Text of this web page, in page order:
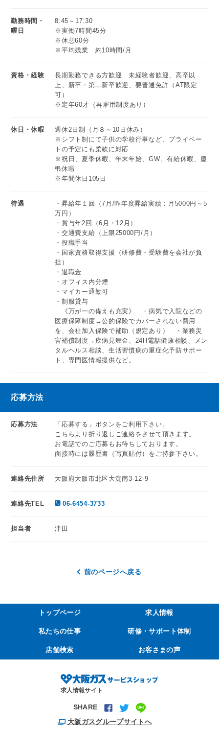
勤務時間・
曜日
8:45～17:30
※実働7時間45分
※休憩60分
※平均残業 約10時間/月
資格・経験
長期勤務できる方歓迎 未経験者歓迎、高卒以
上、新卒・第二新卒歓迎、要普通免許（AT限定
可）
※定年60才（再雇用制度あり）
休日・休暇
週休2日制（月８～10日休み）
※シフト制にて子供の学校行事など、プライベー
トの予定にも柔軟に対応
※祝日、夏季休暇、年末年始、GW、有給休暇、慶
弔休暇
※年間休日105日
待遇
・昇給年１回（7月/昨年度昇給実績：月5000円～5
万円）
・賞与年2回（6月・12月）
・交通費支給（上限25000円/月）
・役職手当
・国家資格取得支援（研修費・受験費を会社が負
担）
・退職金
・オフィス内分煙
・マイカー通勤可
・制服貸与
《万が一の備えも充実》 ・病気で入院などの
医療保障制度→公的保険でカバーされない費用
を、会社加入保険で補助（規定あり） ・業務災
害補償制度→疾病見舞金、24H電話健康相談、メン
タルヘルス相談、生活習慣病の重症化予防サポー
ト、専門医情報提供など。
応募方法
応募方法
「応募する」ボタンをご利用下さい。
こちらより折り返しご連絡をさせて頂きます。
お電話でのご応募もお待ちしております。
面接時には履歴書（写真貼付）をご持参下さい。
連絡先住所 大阪府大阪市北区大淀南3-12-9
連絡先TEL 06-6454-3733
担当者 津田
前のページへ戻る
トップページ 求人情報
私たちの仕事 研修・サポート体制
店舗検索 お客さまの声
求人情報サイト
SHARE
大阪ガスグループサイトへ